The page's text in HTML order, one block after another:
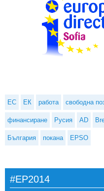
ЕС ЕК работа свободна
финансиране Русия AD
България покана EPSO
#EP2014